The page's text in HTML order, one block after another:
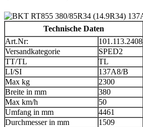
Technische Daten
Art.Nr:
101.113.2408
Versandkategorie
SPED2
TT/TL
TL
LI/SI
137A8/B
Max kg
2300
Breite in mm
380
Max km/h
50
Umfang in mm
4461
Durchmesser in mm
1509